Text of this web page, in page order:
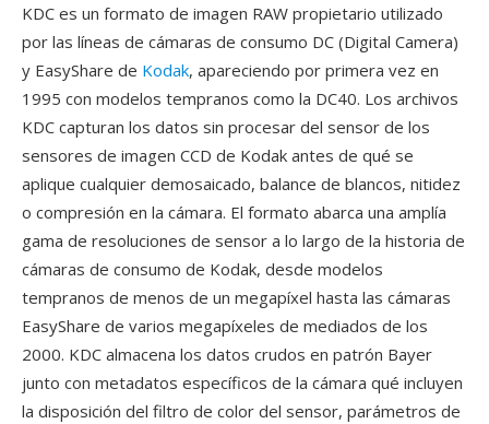
KDC es un formato de imagen RAW propietario utilizado
por las líneas de cámaras de consumo DC (Digital Camera)
y EasyShare de Kodak, apareciendo por primera vez en
1995 con modelos tempranos como la DC40. Los archivos
KDC capturan los datos sin procesar del sensor de los
sensores de imagen CCD de Kodak antes de qué se
aplique cualquier demosaicado, balance de blancos, nitidez
o compresión en la cámara. El formato abarca una amplía
gama de resoluciones de sensor a lo largo de la historia de
cámaras de consumo de Kodak, desde modelos
tempranos de menos de un megapíxel hasta las cámaras
EasyShare de varios megapíxeles de mediados de los
2000. KDC almacena los datos crudos en patrón Bayer
junto con metadatos específicos de la cámara qué incluyen
la disposición del filtro de color del sensor, parámetros de